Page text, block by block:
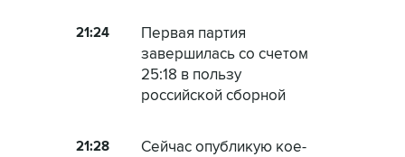
21:24
Первая партия
завершилась со счетом
25:18 в пользу
российской сборной
21:28
Сейчас опубликую кое-